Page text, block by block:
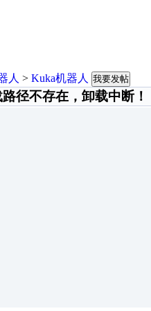
人 > Kuka机器人 我要发帖
径不存在，卸载中断！